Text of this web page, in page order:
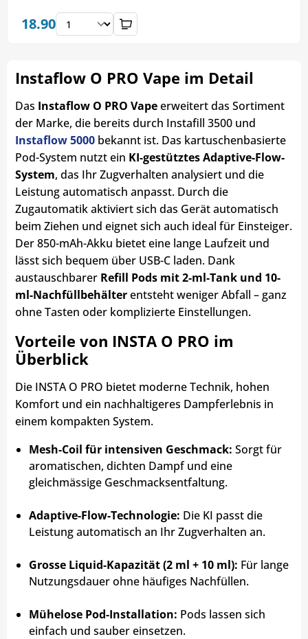
18.90
Instaflow O PRO Vape im Detail
Das Instaflow O PRO Vapeerweitert das Sortiment
der Marke, die bereits durch Instafill 3500 und
Instaflow 5000 bekannt ist. Das kartuschenbasierte
Pod-System nutzt ein KI-gestütztes Adaptive-Flow-
System, das Ihr Zugverhalten analysiert und die
Leistung automatisch anpasst. Durch die
Zugautomatik aktiviert sich das Gerät automatisch
beim Ziehen und eignet sich auch ideal für Einsteiger.
Der 850-mAh-Akku bietet eine lange Laufzeit und
lässt sich bequem über USB-C laden. Dank
austauschbarer Refill Pods mit 2-ml-Tank und 10-
ml-Nachfüllbehälterentsteht weniger Abfall – ganz
ohne Tasten oder komplizierte Einstellungen.
Vorteile von INSTA O PRO im
Überblick
Die INSTA O PRO bietet moderne Technik, hohen
Komfort und ein nachhaltigeres Dampferlebnis in
einem kompakten System.
Mesh-Coil für intensiven Geschmack: Sorgt für
aromatischen, dichten Dampf und eine
gleichmässige Geschmacksentfaltung.
Adaptive-Flow-Technologie: Die KI passt die
Leistung automatisch an Ihr Zugverhalten an.
Grosse Liquid-Kapazität (2 ml + 10 ml): Für lange
Nutzungsdauer ohne häufiges Nachfüllen.
Mühelose Pod-Installation: Pods lassen sich
einfach und sauber einsetzen.